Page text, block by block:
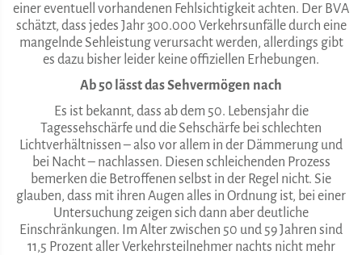
einer eventuell vorhandenen Fehlsichtigkeit achten. Der BVA
schätzt, dass jedes Jahr 300.000 Verkehrsunfälle durch eine
mangelnde Sehleistung verursacht werden, allerdings gibt
es dazu bisher leider keine offiziellen Erhebungen.
Ab 50 lässt das Sehvermögen nach
Es ist bekannt, dass ab dem 50. Lebensjahr die
Tagessehschärfe und die Sehschärfe bei schlechten
Lichtverhältnissen – also vor allem in der Dämmerung und
bei Nacht – nachlassen. Diesen schleichenden Prozess
bemerken die Betroffenen selbst in der Regel nicht. Sie
glauben, dass mit ihren Augen alles in Ordnung ist, bei einer
Untersuchung zeigen sich dann aber deutliche
Einschränkungen. Im Alter zwischen 50 und 59 Jahren sind
11,5 Prozent aller Verkehrsteilnehmer nachts nicht mehr